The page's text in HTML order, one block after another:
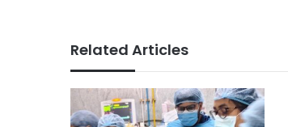
मुख्यमंत्री
Related Articles